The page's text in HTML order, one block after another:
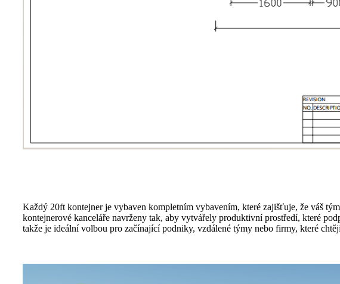
Každý 20ft kontejner je vybaven kompletním vybavením, které zajišťuje, že váš
kontejnerové kanceláře navrženy tak, aby vytvářely produktivní prostředí, které
takže je ideální volbou pro začínající podniky, vzdálené týmy nebo firmy, které